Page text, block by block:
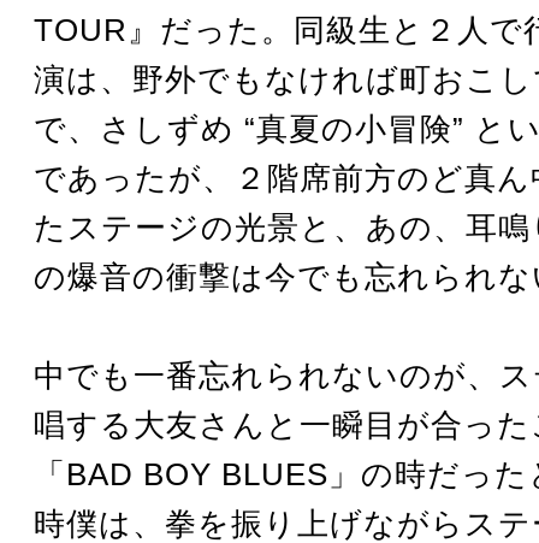
TOUR』だった。同級生と２人で
演は、野外でもなければ町おこ
で、さしずめ “真夏の小冒険” と
であったが、２階席前方のど真
たステージの光景と、あの、耳
の爆音の衝撃は今でも忘れられな
中でも一番忘れられないのが、
唱する大友さんと一瞬目が合っ
「BAD BOY BLUES」の時だっ
時僕は、拳を振り上げながらス